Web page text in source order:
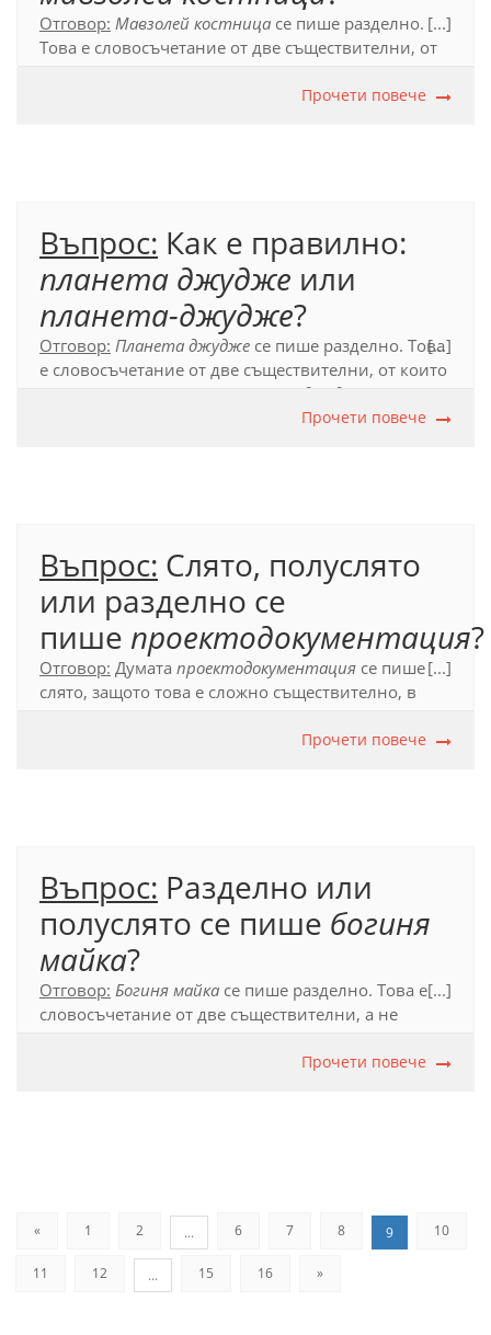
Отговор: Мавзолей костница се пише разделно.
Това е словосъчетание от две съществителни, от
[...]
Прочети повече
Въпрос: Как е правилно:
планета джудже или
планета-джудже?
Отговор: Планета джудже се пише разделно. Това
е словосъчетание от две съществителни, от които
планетата джудже
[...]
Прочети повече
Въпрос: Слято, полуслято
или разделно се
пише проектодокументация?
Отговор: Думата проектодокументация се пише
слято, защото това е сложно съществително, в
[...]
Прочети повече
Въпрос: Разделно или
полуслято се пише богиня
майка?
Отговор: Богиня майка се пише разделно. Това е
словосъчетание от две съществителни, а не
[...]
Прочети повече
« 1 2 ... 6 7 8 9 10
11 12 ... 15 16 »